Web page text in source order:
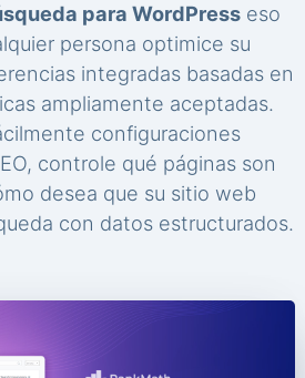
para WordPress eso
persona optimice su
integradas basadas en
ampliamente aceptadas.
configuraciones
controle qué páginas son
desea que su sitio web
con datos estructurados.